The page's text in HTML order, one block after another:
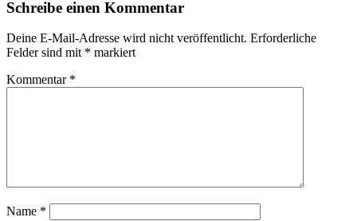
Schreibe einen Kommentar
Deine E-Mail-Adresse wird nicht veröffentlicht. Erforderliche
Felder sind mit * markiert
Kommentar *
Name *